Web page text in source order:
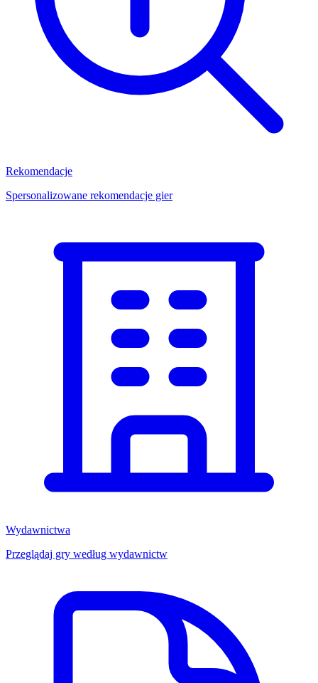
Rekomendacje
Spersonalizowane rekomendacje gier
Wydawnictwa
Przeglądaj gry według wydawnictw